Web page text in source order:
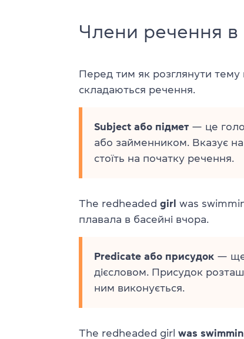
Члени речення в
Перед тим як розглянути тему
складаються речення.
Subject або підмет — це
або займенником. Вказує
стоїть на початку речення.
The redheaded girl was
плавала в басейні вчора.
Predicate або присудок — ще
дієсловом. Присудок
ним виконується.
The redheaded girl was